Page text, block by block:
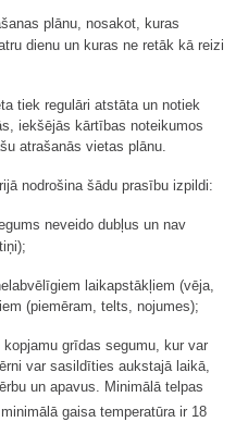
plānu, nosakot, kuras
dienu un kuras ne retāk kā reizi
tiek regulāri atstāta un notiek
iekšējās kārtības noteikumos
atrašanās vietas plānu.
nodrošina šādu prasību izpildi:
neveido dubļus un nav
laikapstākļiem (vēja,
(piemēram, telts, nojumes);
grīdas segumu, kur var
var sasildīties aukstajā laikā,
un apavus. Minimālā telpas
gaisa temperatūra ir 18